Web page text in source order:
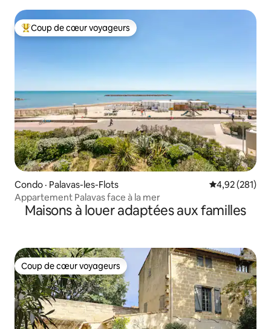
Coup de cœur voyageurs parmi les plus aimés
Coup de cœur voyageurs
Condo · Palavas-les-Flots Note
4,92 (281)
Appartement Palavas face à la mer
Maisons à louer adaptées aux familles
Coup de cœur voyageurs
Coup de cœur voyageurs